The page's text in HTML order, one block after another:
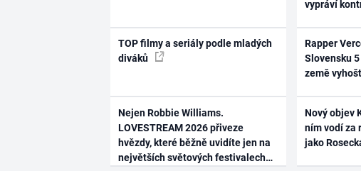
TOP filmy a seriály podle mladých
diváků
Nejen Robbie Williams.
LOVESTREAM 2026 přiveze
hvězdy, které běžně uvidíte jen na
největších světových festivalech
vypráví
Rapper
Slovensku
země
Nový objev
ním vodí za
jako